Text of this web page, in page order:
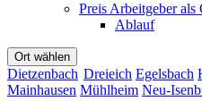
Preis Arbeitgeber als
Ablauf
Ort wählen
Dietzenbach Dreieich Egelsbach
Mainhausen Mühlheim Neu-